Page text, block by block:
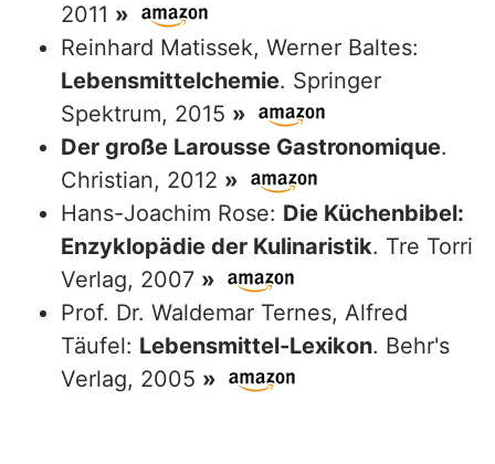
2011 »
Reinhard Matissek, Werner Baltes:
Lebensmittelchemie. Springer
Spektrum, 2015 »
Der große Larousse Gastronomique.
Christian, 2012 »
Hans-Joachim Rose: Die Küchenbibel:
Enzyklopädie der Kulinaristik. Tre Torri
Verlag, 2007 »
Prof. Dr. Waldemar Ternes, Alfred
Täufel: Lebensmittel-Lexikon. Behr's
Verlag, 2005 »